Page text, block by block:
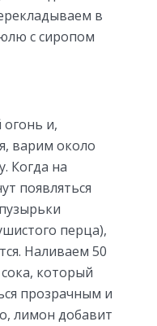
в
с сиропом
и,
варим около
Когда на
появляться
перца),
Наливаем 50
который
прозрачным и
лимон добавит